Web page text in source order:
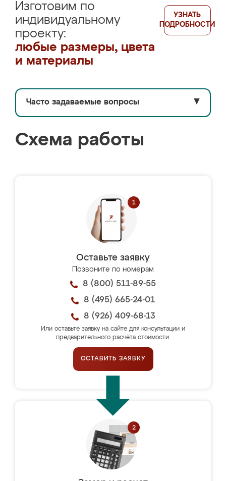
Изготовим по
индивидуальному
проекту:
любые размеры, цвета
и материалы
УЗНАТЬ
ПОДРОБНОСТИ
Часто задаваемые вопросы ▼
Схема работы
Оставьте заявку
Позвоните по номерам
8 (800) 511-89-55
8 (495) 665-24-01
8 (926) 409-68-13
Или оставьте заявку на сайте для консультации и
предварительного расчёта стоимости.
ОСТАВИТЬ ЗАЯВКУ